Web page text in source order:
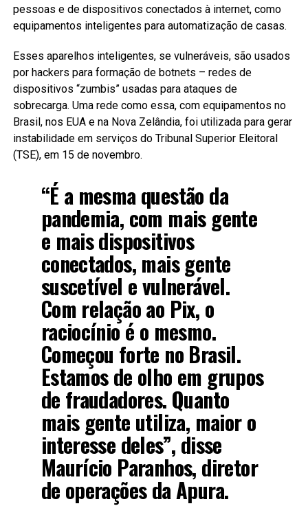
pessoas e de dispositivos conectados à internet, como
equipamentos inteligentes para automatização de casas.
Esses aparelhos inteligentes, se vulneráveis, são usados
por hackers para formação de botnets – redes de
dispositivos “zumbis” usadas para ataques de
sobrecarga. Uma rede como essa, com equipamentos no
Brasil, nos EUA e na Nova Zelândia, foi utilizada para gerar
instabilidade em serviços do Tribunal Superior Eleitoral
(TSE), em 15 de novembro.
“É a mesma questão da
pandemia, com mais gente
e mais dispositivos
conectados, mais gente
suscetível e vulnerável.
Com relação ao Pix, o
raciocínio é o mesmo.
Começou forte no Brasil.
Estamos de olho em grupos
de fraudadores. Quanto
mais gente utiliza, maior o
interesse deles”, disse
Maurício Paranhos, diretor
de operações da Apura.